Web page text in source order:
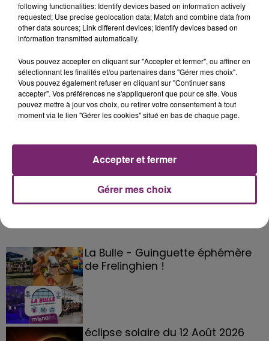
La Bulle - Guinguette éphémère
de Frelinghien !
éclipse solaire du 12 Août 2026
following functionalities: Identify devices based on information actively
requested; Use precise geolocation data; Match and combine data from
other data sources; Link different devices; Identify devices based on
information transmitted automatically.
Vous pouvez accepter en cliquant sur "Accepter et fermer", ou affiner en
sélectionnant les finalités et/ou partenaires dans "Gérer mes choix".
Vous pouvez également refuser en cliquant sur "Continuer sans
accepter". Vos préférences ne s'appliqueront que pour ce site. Vous
pouvez mettre à jour vos choix, ou retirer votre consentement à tout
moment via le lien "Gérer les cookies" situé en bas de chaque page.
Gérer mes choix
Accepter et fermer